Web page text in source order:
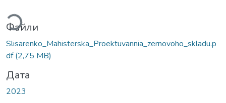
Файли
Slisarenko_Mahisterska_Proektuvannia_zernovoho_skladu.p
df(2,75 MB)
Дата
2023